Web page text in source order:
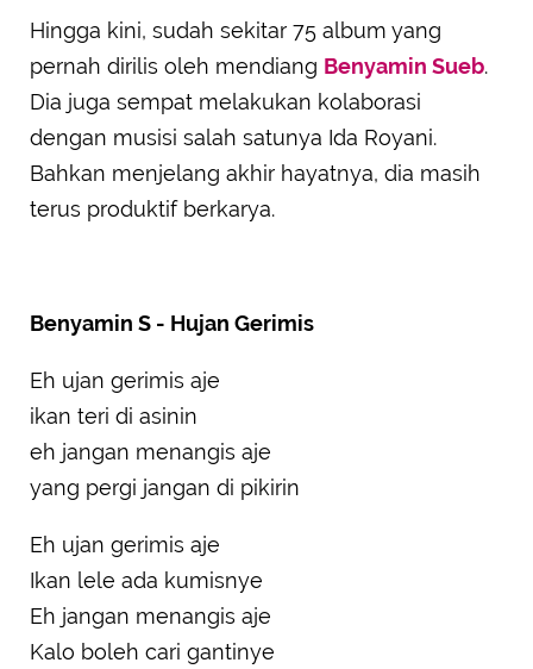
Hingga kini, sudah sekitar 75 album yang
pernah dirilis oleh mendiang Benyamin Sueb.
Dia juga sempat melakukan kolaborasi
dengan musisi salah satunya Ida Royani.
Bahkan menjelang akhir hayatnya, dia masih
terus produktif berkarya.
Benyamin S - Hujan Gerimis
Eh ujan gerimis aje
ikan teri di asinin
eh jangan menangis aje
yang pergi jangan di pikirin
Eh ujan gerimis aje
Ikan lele ada kumisnye
Eh jangan menangis aje
Kalo boleh cari gantinye